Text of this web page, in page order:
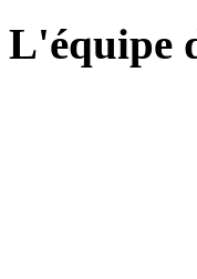
L'équipe